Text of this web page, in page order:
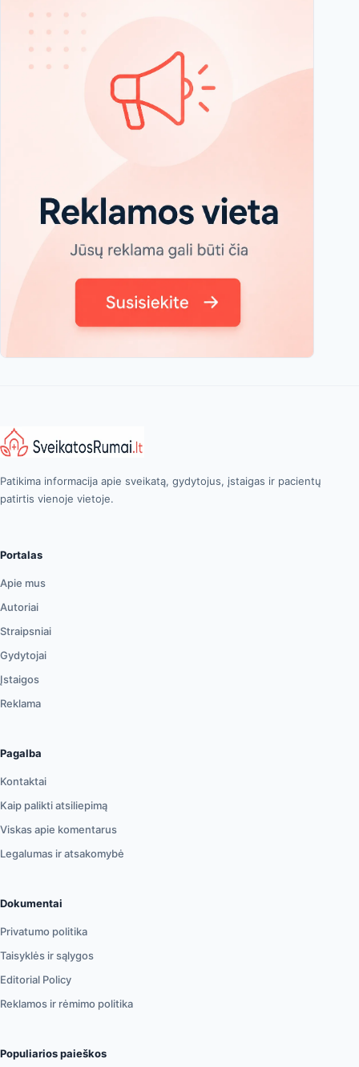
Patikima informacija apie sveikatą, gydytojus, įstaigas ir pacientų
patirtis vienoje vietoje.
Portalas
Apie mus
Autoriai
Straipsniai
Gydytojai
Įstaigos
Reklama
Pagalba
Kontaktai
Kaip palikti atsiliepimą
Viskas apie komentarus
Legalumas ir atsakomybė
Dokumentai
Privatumo politika
Taisyklės ir sąlygos
Editorial Policy
Reklamos ir rėmimo politika
Populiarios paieškos